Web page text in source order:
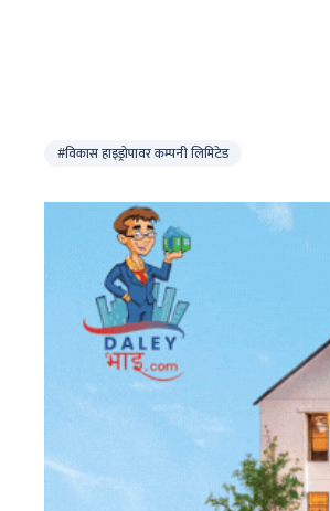
#विकास हाइड्रोपावर कम्पनी लिमिटेड